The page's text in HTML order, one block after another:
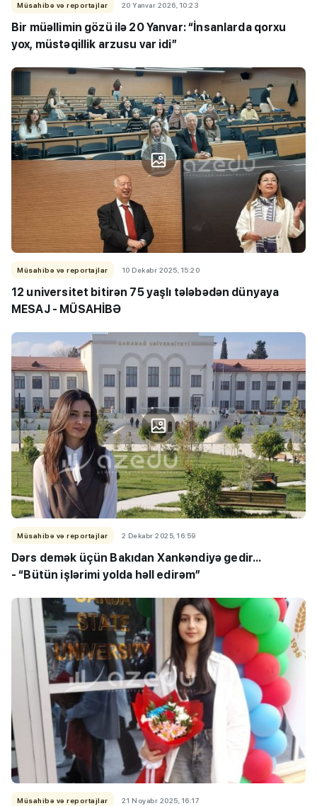
Müsahibə və reportajlar 20 Yanvar 2026, 10:23
Bir müəllimin gözü ilə 20 Yanvar: “İnsanlarda qorxu
yox, müstəqillik arzusu var idi”
Müsahibə və reportajlar 10 Dekabr 2025, 15:20
12 universitet bitirən 75 yaşlı tələbədən dünyaya
MESAJ - MÜSAHİBƏ
Müsahibə və reportajlar 2 Dekabr 2025, 16:59
Dərs demək üçün Bakıdan Xankəndiyə gedir...
- “Bütün işlərimi yolda həll edirəm”
Müsahibə və reportajlar 21 Noyabr 2025, 16:17